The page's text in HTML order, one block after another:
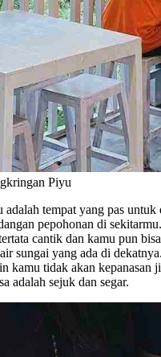
Piyu
tempat yang pas untuk
pepohonan di
cantik dan kamu pun
sungai yang ada di
kamu tidak akan kepanasan
adalah sejuk dan segar.